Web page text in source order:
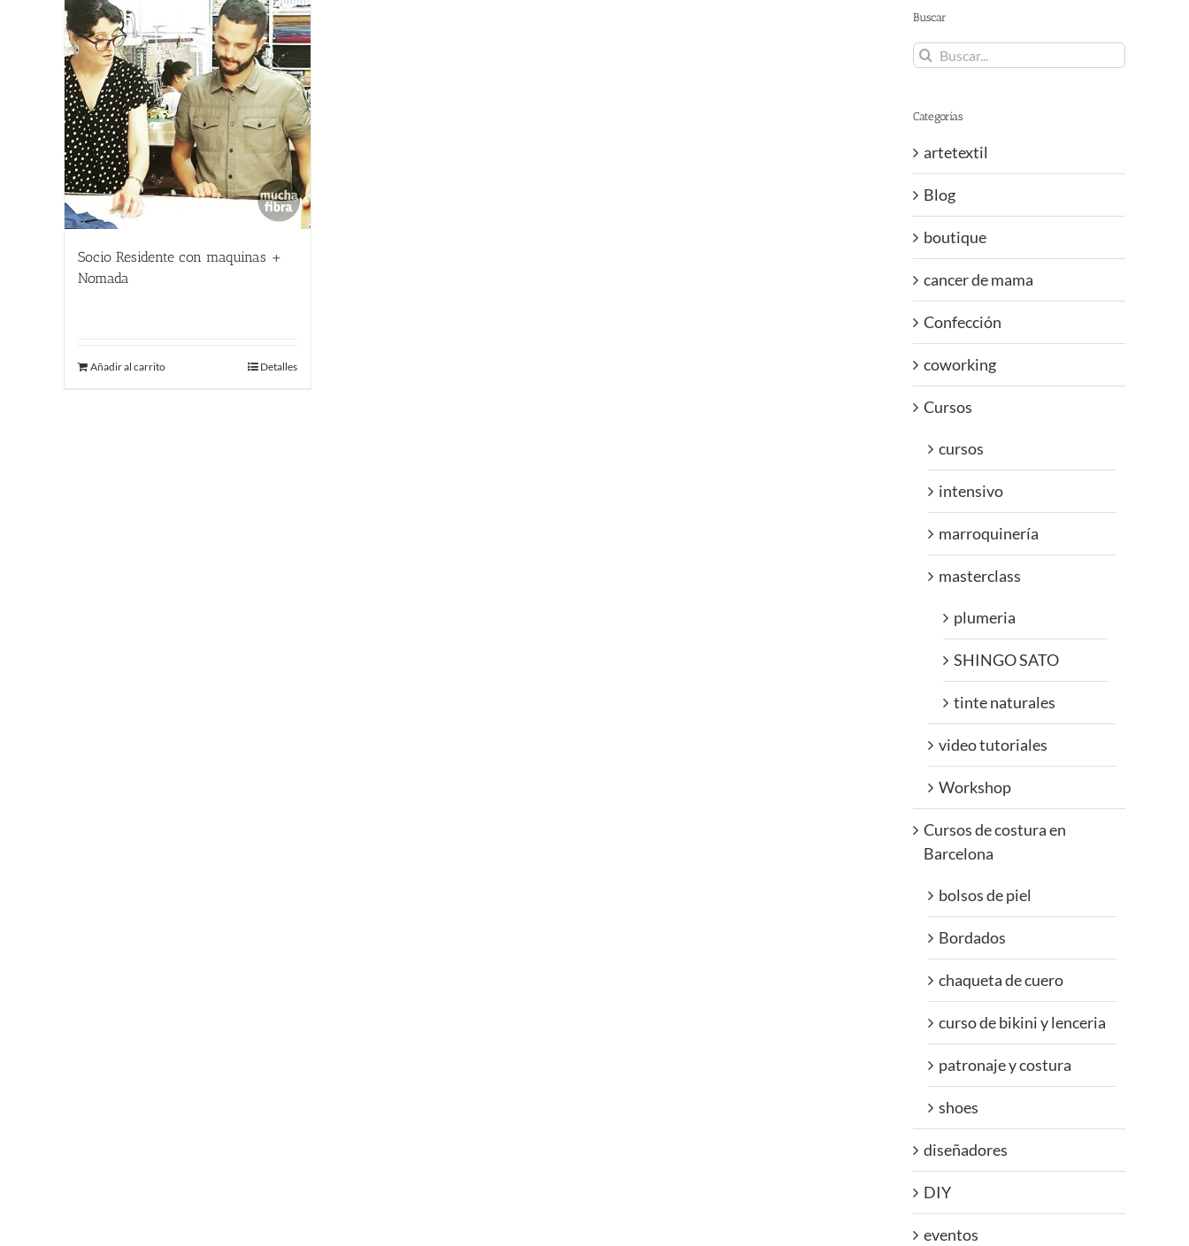
Socio Residente con maquinas +
Nomada
Añadir al carrito Detalles
Buscar
Buscar:
Categorías
artetextil
Blog
boutique
cancer de mama
Confección
coworking
Cursos
cursos
intensivo
marroquinería
masterclass
plumeria
SHINGO SATO
tinte naturales
video tutoriales
Workshop
Cursos de costura en
Barcelona
bolsos de piel
Bordados
chaqueta de cuero
curso de bikini y lenceria
patronaje y costura
shoes
diseñadores
DIY
eventos